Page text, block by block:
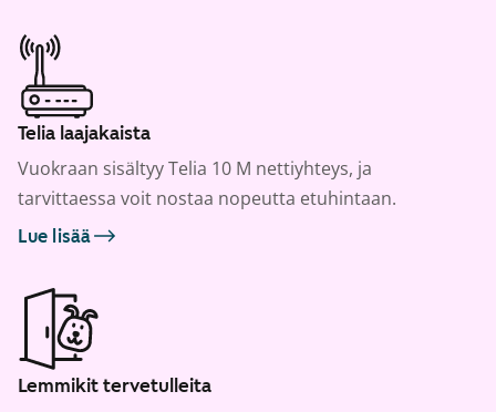
Telia laajakaista
Vuokraan sisältyy Telia 10 M nettiyhteys, ja
tarvittaessa voit nostaa nopeutta etuhintaan.
Lue lisää
Lemmikit tervetulleita